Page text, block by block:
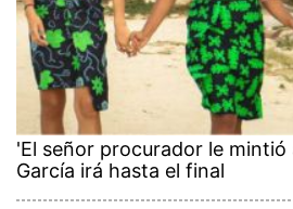
'El señor procurador le mintió
García irá hasta el final